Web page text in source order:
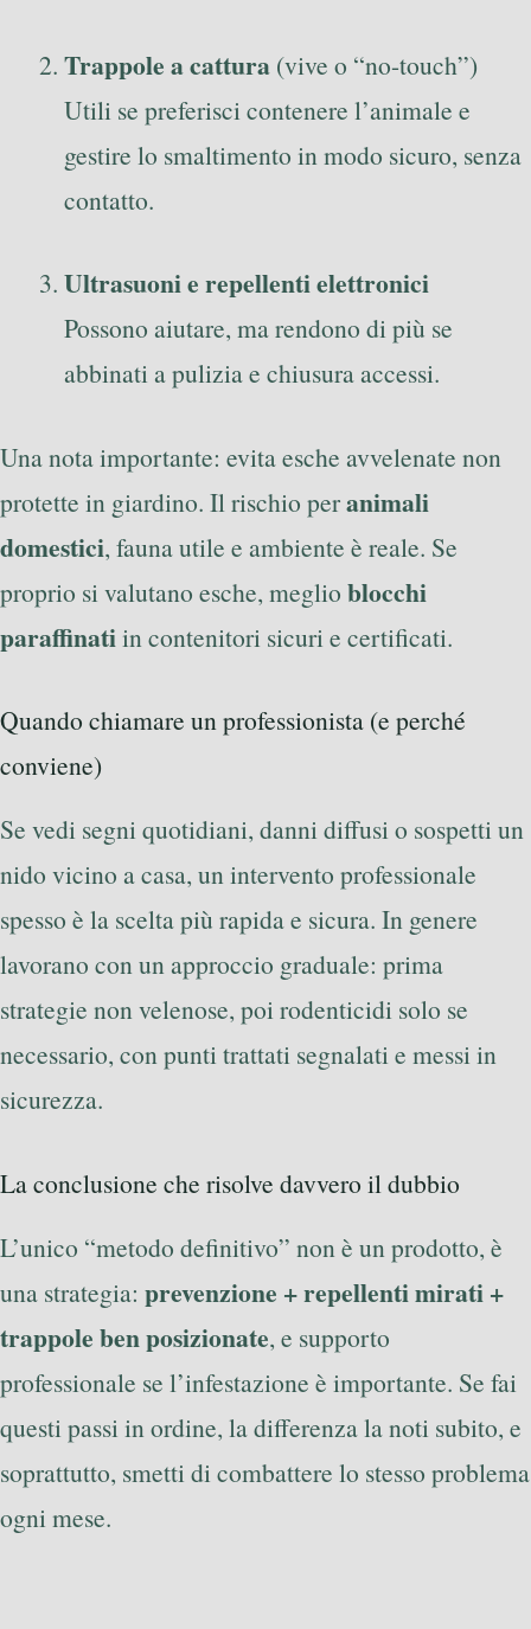
Trappole a cattura (vive o “no-touch”)
Utili se preferisci contenere l’animale e
gestire lo smaltimento in modo sicuro, senza
contatto.
Ultrasuoni e repellenti elettronici
Possono aiutare, ma rendono di più se
abbinati a pulizia e chiusura accessi.
Una nota importante: evita esche avvelenate non
protette in giardino. Il rischio peranimali
domestici, fauna utile e ambiente è reale. Se
proprio si valutano esche, meglio blocchi
paraffinatiin contenitori sicuri e certificati.
Quando chiamare un professionista (e perché
conviene)
Se vedi segni quotidiani, danni diffusi o sospetti un
nido vicino a casa, un intervento professionale
spesso è la scelta più rapida e sicura. In genere
lavorano con un approccio graduale: prima
strategie non velenose, poi rodenticidi solo se
necessario, con punti trattati segnalati e messi in
sicurezza.
La conclusione che risolve davvero il dubbio
L’unico “metodo definitivo” non è un prodotto, è
una strategia: prevenzione + repellenti mirati +
trappole ben posizionate, e supporto
professionale se l’infestazione è importante. Se fai
questi passi in ordine, la differenza la noti subito, e
soprattutto, smetti di combattere lo stesso problema
ogni mese.